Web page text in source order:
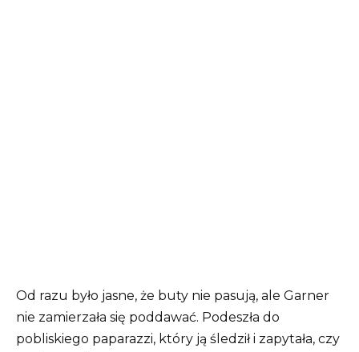
Od razu było jasne, że buty nie pasują, ale Garner
nie zamierzała się poddawać. Podeszła do
pobliskiego paparazzi, który ją śledził i zapytała, czy